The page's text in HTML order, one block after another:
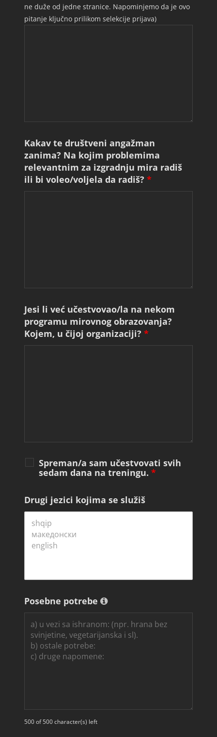
ne duže od jedne stranice. Napominjemo da je ovo
pitanje ključno prilikom selekcije prijava)
Kakav te društveni angažman
zanima? Na kojim problemima
relevantnim za izgradnju mira radiš
ili bi voleo/voljela da radiš? *
Jesi li već učestvovao/la na nekom
programu mirovnog obrazovanja?
Kojem, u čijoj organizaciji? *
Spreman/a sam učestvovati svih
sedam dana na treningu. *
Drugi jezici kojima se služiš
Posebne potrebe
500 of 500 character(s) left